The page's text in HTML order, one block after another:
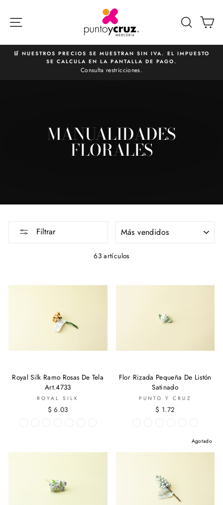
directamente
diapositivas
🛒 NUESTROS PRECIOS SE MUESTRAN SIN IVA. EL IMPUESTO
SE CALCULA EN LA PANTALLA DE PAGO.
Consulta restricciones.
MANUALIDADES
FLORALES
Filtrar
63 artículos
Royal Silk Ramo Rosas De Tela
Art.4733
ROYAL SILK
$ 6.03
Flor Rizada Pequeña De Listón
Satinado
PUNTO Y CRUZ
$ 1.72
Agotado